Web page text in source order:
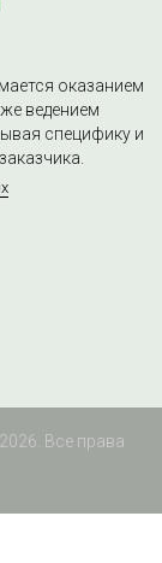
оказанием
ведением
специфику и
Все права